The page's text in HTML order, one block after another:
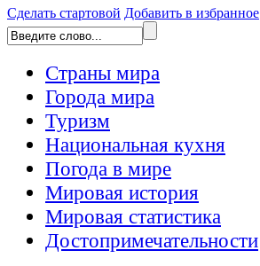
Сделать стартовой Добавить в избранное
Страны мира
Города мира
Туризм
Национальная кухня
Погода в мире
Мировая история
Мировая статистика
Достопримечательности